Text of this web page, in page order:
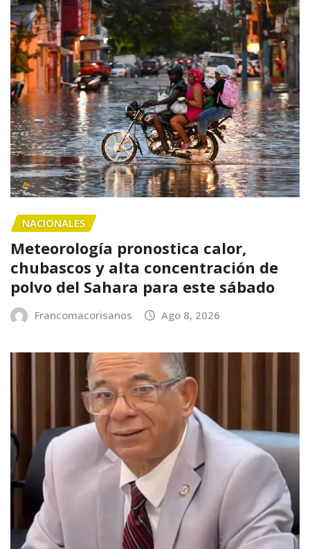
NACIONALES
Meteorología pronostica calor,
chubascos y alta concentración de
polvo del Sahara para este sábado
Francomacorisanos Ago 8, 2026